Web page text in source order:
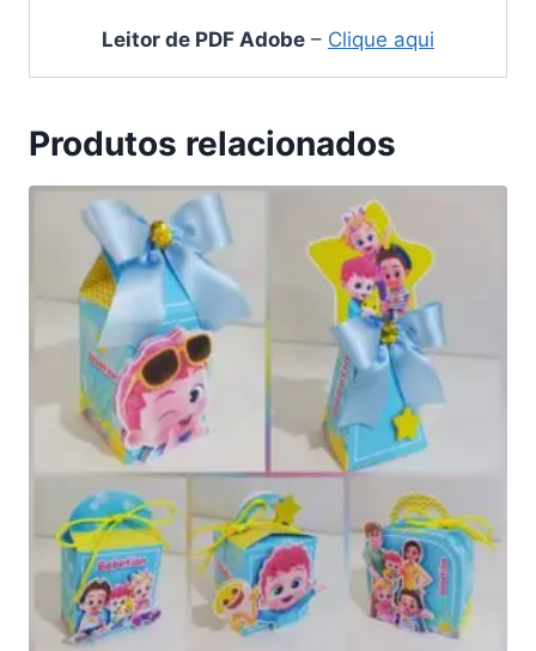
Leitor de PDF Adobe – Clique aqui
Produtos relacionados